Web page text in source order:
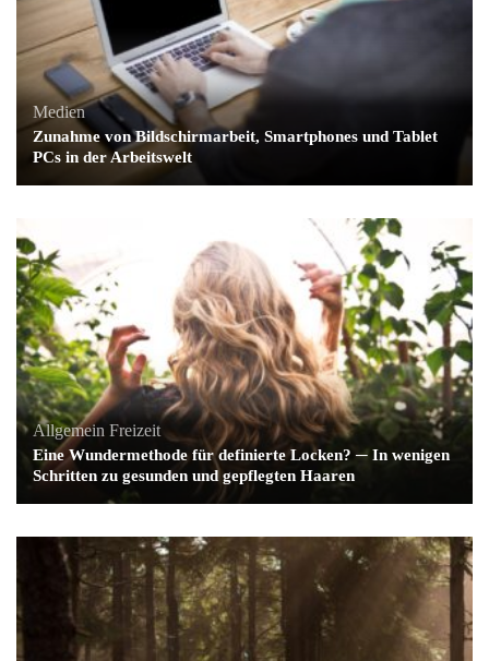
Medien
Zunahme von Bildschirmarbeit, Smartphones und Tablet
PCs in der Arbeitswelt
Allgemein Freizeit
Eine Wundermethode für definierte Locken? ─ In wenigen
Schritten zu gesunden und gepflegten Haaren